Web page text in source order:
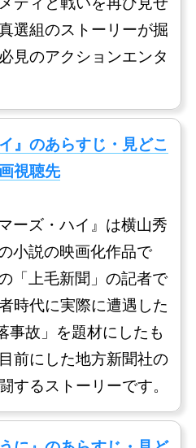
選組のストーリーが掘
のアクションエンタ
』のあらすじ・見どこ
視聴先
ーズ・ハイ』は横山秀
小説の映画化作品で
「上毛新聞」の記者で
時代に実際に遭遇した
事故」を題材にしたも
前にした地方新聞社の
するストーリーです。